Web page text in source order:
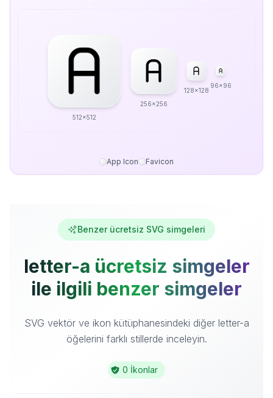
512x512
256x256
128x128
96x96
App Icon Favicon
Benzer ücretsiz SVG simgeleri
letter-a ücretsiz simgeler
ile ilgili benzer simgeler
SVG vektör ve ikon kütüphanesindeki diğer letter-a
öğelerini farklı stillerde inceleyin.
0 İkonlar